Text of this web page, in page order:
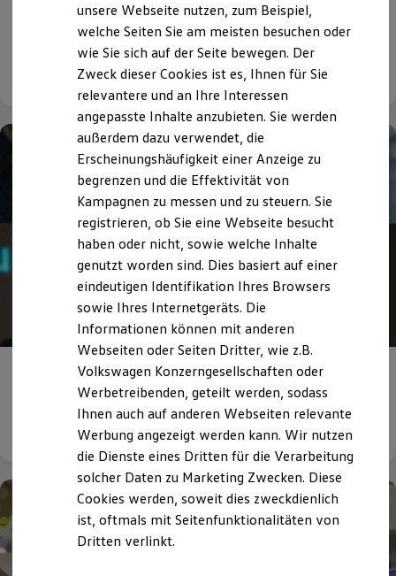
Nachhaltigkeit
Technologie
Kosten und Kauf
Kaufoptionen
E-Auto-Förderung
Software und Konnektivität
Die ID. Software 6
ID. Software Versionen und Updates
Digitale Extras
Schnittstellen zu Ihrem ID.
Hybridautos
Marke und Erlebnis
Volkswagen R und R Experience
R-Modelle
R Experience
Driving Experience
Volkswagen entdecken
Werkbesichtigung
Lifestyle Shop
T-Roc Kollektion
Golf Kollektion
ID. Kollektion
Volkswagen Kollektion
R-Kollektion
GTI Kollektion
Fußball Drop
we drive football
#wedriveproud
Besitzer und Service
Software Updates
Service und Ersatzteile
Auf ein Wort
Details ansehen
Mehr Miteinander im Mittelstand
Details ansehen
unsere Webseite nutzen, zum Beispiel,
welche Seiten Sie am meisten besuchen oder
wie Sie sich auf der Seite bewegen. Der
Zweck dieser Cookies ist es, Ihnen für Sie
relevantere und an Ihre Interessen
angepasste Inhalte anzubieten. Sie werden
außerdem dazu verwendet, die
Erscheinungshäufigkeit einer Anzeige zu
begrenzen und die Effektivität von
Kampagnen zu messen und zu steuern. Sie
registrieren, ob Sie eine Webseite besucht
haben oder nicht, sowie welche Inhalte
genutzt worden sind. Dies basiert auf einer
eindeutigen Identifikation Ihres Browsers
sowie Ihres Internetgeräts. Die
Informationen können mit anderen
Webseiten oder Seiten Dritter, wie z.B.
Volkswagen Konzerngesellschaften oder
Werbetreibenden, geteilt werden, sodass
Ihnen auch auf anderen Webseiten relevante
Werbung angezeigt werden kann. Wir nutzen
die Dienste eines Dritten für die Verarbeitung
solcher Daten zu Marketing Zwecken. Diese
Cookies werden, soweit dies zweckdienlich
ist, oftmals mit Seitenfunktionalitäten von
Dritten verlinkt.